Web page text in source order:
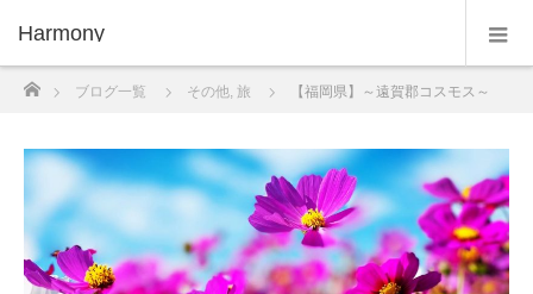
Harmony
ブログ一覧 その他, 旅 【福岡県】～遠賀郡コスモス～